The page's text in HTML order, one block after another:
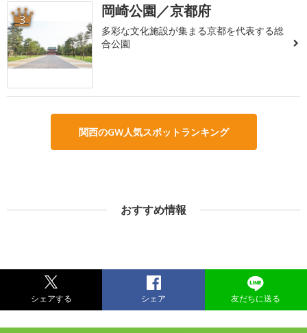
3 岡崎公園／京都府
多彩な文化施設が集まる京都を代表する総
合公園
関西のGW人気スポットランキング
おすすめ情報
シェアする シェア 友だちに送る